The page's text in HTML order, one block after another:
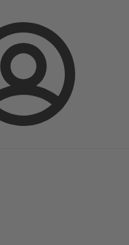
Prijava
ECOLINE GLB 800